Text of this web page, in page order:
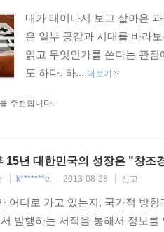
는 영미식, 대륙식 그리고 동아
을 일부 도입한 형태다. 정규직
로 세계적인 기업이 된 소수의
있다. 외환위기 이후 불안한 대
아니라 기간제 및 시간제 일자리
문제는 교육시스템과 산업 수
는 정부의 개입을 최소화하
을 맞추되 인구의 고령화가 진행
내가 태어나서 보고 살아온
은 일부 공감과 시대를 바라
읽고 무엇인가를 쓴다는 관
도 하다. 하... 더보기
추천합니다.
15년 대한민국의 성장은 "창조
k*******e 2013-08-28 신고
어디로 가고 있는지, 국가적 방
발행하는 서적을 통해서 정보